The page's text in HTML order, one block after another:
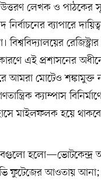
লেখক ও পাঠকের
ব্যাপারে
বিশ্ববিদ্যালয়ের
এই প্রশাসনের
আমরা মোটেও
ক্যাম্পাস
মাইলফলক হয়ে
হলো—ভোটকেন্দ্র
ফুটেজের আওতায়